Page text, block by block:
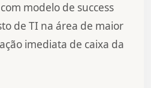
modelo de success
de TI na área de maior
imediata de caixa da